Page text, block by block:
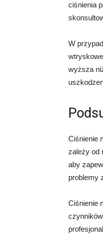
ciśnienia
W
wyższa
Ciśnienie
zależy od
aby
problemy
Ciśnienie